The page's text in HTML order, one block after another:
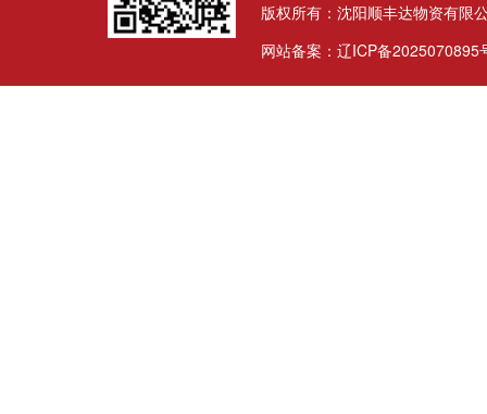
版权所有：沈阳顺丰达物资有
网站备案： 辽ICP备2025070895